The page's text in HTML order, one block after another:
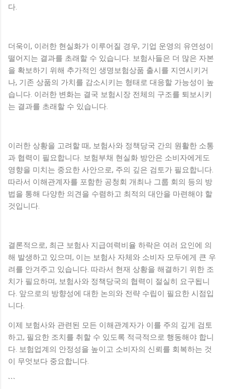
다.
더욱이, 이러한 현실화가 이루어질 경우, 기업 운영의 유연성이
떨어지는 결과를 초래할 수 있습니다. 보험사들은 더 많은 자본
을 확보하기 위해 추가적인 생명보험상품 출시를 지연시키거
나, 기존 상품의 가치를 감소시키는 형태로 대응할 가능성이 높
습니다. 이러한 변화는 결국 보험시장 전체의 구조를 퇴보시키
는 결과를 초래할 수 있습니다.
이러한 상황을 고려할 때, 보험사와 정책당국 간의 원활한 소통
과 협력이 필요합니다. 보험부채 현실화 방안은 소비자에게도
영향을 미치는 중요한 사안으로, 주의 깊은 검토가 필요합니다.
따라서 이해관계자를 포함한 공청회 개최나 그룹 회의 등의 방
법을 통해 다양한 의견을 수렴하고 최적의 대안을 마련해야 할
것입니다.
결론적으로, 최근 보험사 지급여력비율 하락은 여러 요인에 의
해 발생하고 있으며, 이는 보험사 자체와 소비자 모두에게 큰 우
려를 안겨주고 있습니다. 따라서 현재 상황을 해결하기 위한 조
치가 필요하며, 보험사와 정책당국의 협력이 절실히 요구됩니
다. 앞으로의 방향성에 대한 논의와 전략 수립이 필요한 시점입
니다.
이제 보험사와 관련된 모든 이해관계자가 이를 주의 깊게 검토
하고, 필요한 조치를 취할 수 있도록 적극적으로 행동해야 합니
다. 보험업계의 안정성을 높이고 소비자의 신뢰를 회복하는 것
이 무엇보다 중요합니다.
```